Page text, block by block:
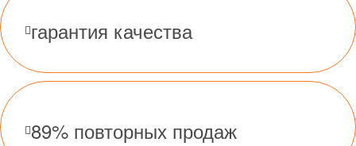
гарантия качества
89% повторных продаж